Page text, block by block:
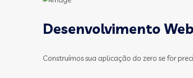
Desenvolvimento Web
Construímos sua aplicação do zero se for